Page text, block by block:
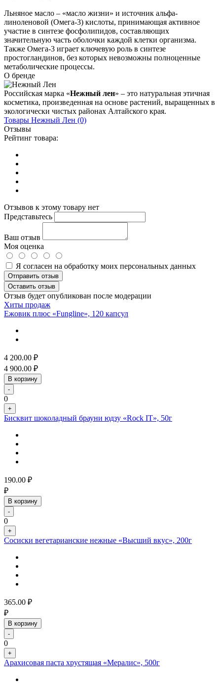
Льняное масло – «масло жизни» и источник альфа-
линоленовой (Омега-3) кислоты, принимающая активное
участие в синтезе фосфолипидов, составляющих
значительную часть оболочки каждой клетки организма.
Также Омега-3 играет ключевую роль в синтезе
простогландинов, без которых невозможны полноценные
метаболические процессы.
О бренде
Российская марка «Нежный лен» – это натуральная этичная
косметика, произведенная на основе растений, выращенных в
экологически чистых районах Алтайского края.
Товары Нежный Лен (0)
Отзывы
Рейтинг товара:
Отзывов к этому товару нет
Представьтесь
Ваш отзыв
Моя оценка
Я согласен на обработку моих персональных данных
Отправить отзыв
Оставить отзыв
Отзыв будет опубликован после модерации
Хиты продаж
Ежовик плюс «Fungline», 120 капсул
4 200.00 ₽
4 900.00 ₽
В корзину
-
0
+
Бисквит шоколадный брауни юдзу «Rock IT», 50г
190.00 ₽
₽
В корзину
-
0
+
Сосиски вегетарианские нежные «Высший вкус», 200г
365.00 ₽
₽
В корзину
-
0
+
Арахисовая паста хрустящая «Мералис», 500г